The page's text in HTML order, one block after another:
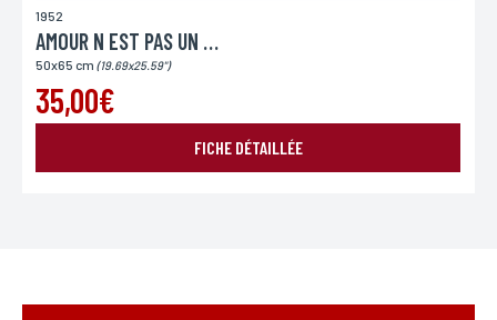
1952
AMOUR N EST PAS UN PECHE
50x65 cm (19.69x25.59")
35,00€
FICHE DÉTAILLÉE